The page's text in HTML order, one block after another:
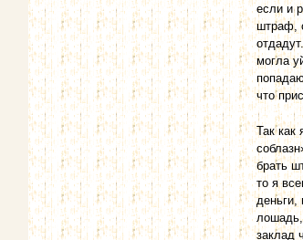
если и
штраф,
могла
что
Так как
брать
то я
деньги,
лошадь,
заклад